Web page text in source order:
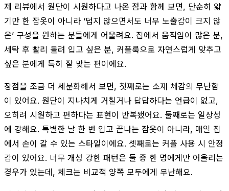
제 리뷰에서 원단이 시원하다고 나온 점과 함께 보면, 단순히 얇
기만 한 잠옷이 아니라 ‘덥지 않으면서도 너무 노출감이 크지 않
은’ 구성을 원하는 분들에게 어울려요. 집에서 움직임이 많은 분,
세탁 후 빨리 돌려 입고 싶은 분, 커플룩으로 자연스럽게 맞추고
싶은 분에게 특히 잘 맞는 편이에요.
장점을 조금 더 세분화해서 보면, 첫째로는 소재 체감의 무난함
이 있어요. 원단이 지나치게 거칠거나 답답하다는 언급이 없고,
오히려 시원하고 편하다는 표현이 반복됐어요. 둘째로는 일상성
에 강해요. 특별한 날 한 번 입고 끝나는 잠옷이 아니라, 매일 집
에서 손이 갈 수 있는 스타일이에요. 셋째로는 커플 사용 시 안정
감이 있어요. 너무 개성 강한 패턴은 둘 중 한 명에게만 어울리는
경우가 있는데, 체크는 비교적 양쪽 모두에게 무난해요.